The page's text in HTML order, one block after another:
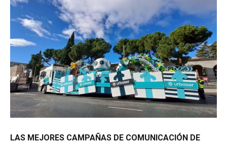
LAS MEJORES CAMPAÑAS DE COMUNICACIÓN DE